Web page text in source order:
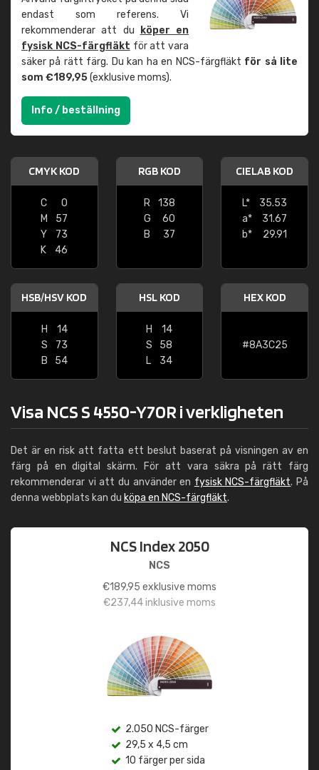
endast som referens. Vi
rekommenderar att du
köper en
fysisk NCS-färgfläkt för att vara
säker på rätt färg. Du kan ha en NCS-färgfläkt för så lite
som €189,95(exklusive moms).
Info / beställning
CMYK KOD
C
0
M
57
Y
73
K
46
RGB KOD
R
138
G
60
B
37
CIELAB KOD
L*
35.53
a*
31.67
b*
29.91
HSB/HSV KOD
H
14
S
73
B
54
HSL KOD
H
14
S
58
L
34
HEX KOD
#8A3C25
Visa NCS S 4550-Y70R i verkligheten
Det är en risk att fatta ett beslut baserat på visningen av en
färg på en digital skärm. För att vara säkra på rätt färg
rekommenderar vi att du använder en fysisk NCS-färgfläkt. På
denna webbplats kan du köpa en NCS-färgfläkt.
NCS Index 2050
NCS
€189,95 exklusive moms
€237,44inklusive moms
2.050 NCS-färger
29,5 x 4,5 cm
10 färger per sida